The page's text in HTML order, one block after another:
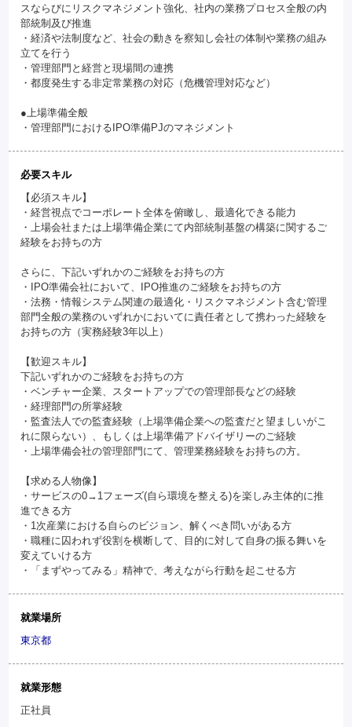
スならびにリスクマネジメント強化、社内の業務プロセス全般の内
部統制及び推進
・経済や法制度など、社会の動きを察知し会社の体制や業務の組み
立てを行う
・管理部門と経営と現場間の連携
・都度発生する非定常業務の対応（危機管理対応など）
●上場準備全般
・管理部門におけるIPO準備PJのマネジメント
必要スキル
【必須スキル】
・経営視点でコーポレート全体を俯瞰し、最適化できる能力
・上場会社または上場準備企業にて内部統制基盤の構築に関するご
経験をお持ちの方
さらに、下記いずれかのご経験をお持ちの方
・IPO準備会社において、IPO推進のご経験をお持ちの方
・法務・情報システム関連の最適化・リスクマネジメント含む管理
部門全般の業務のいずれかにおいてに責任者として携わった経験を
お持ちの方（実務経験3年以上）
【歓迎スキル】
下記いずれかのご経験をお持ちの方
・ベンチャー企業、スタートアップでの管理部長などの経験
・経理部門の所掌経験
・監査法人での監査経験（上場準備企業への監査だと望ましいがこ
れに限らない）、もしくは上場準備アドバイザリーのご経験
・上場準備会社の管理部門にて、管理業務経験をお持ちの方。
【求める人物像】
・サービスの0→1フェーズ(自ら環境を整える)を楽しみ主体的に推
進できる方
・1次産業における自らのビジョン、解くべき問いがある方
・職種に囚われず役割を横断して、目的に対して自身の振る舞いを
変えていける方
・「まずやってみる」精神で、考えながら行動を起こせる方
就業場所
東京都
就業形態
正社員